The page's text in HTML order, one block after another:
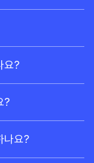
자동으로 부과됩
제든지 플랜을 변
있습니다.
하거나 다운그레
시 적용되며, 다
요?
제공됩니다. 구매
니다.
?
소할 수 있습니다.
플랜을 계속 사
나요?
팀에 연락해 주세